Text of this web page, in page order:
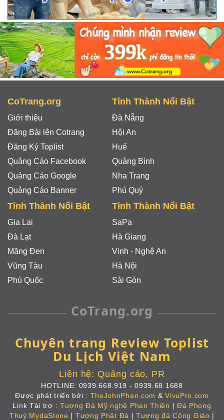
CoTrang.org
Giới thiệu
Đăng Bài lên Cotrang
Đăng Ký Toplist
Quảng Cáo Facebook
Quảng Cáo Google
Quảng Cáo Banner
Tỉnh Thành Nổi Bật
Đà Nẵng
Hội An
Huế
Quảng Bình
Nha Trang
Phú Quý
Tỉnh Thành Nổi Bật
Gia Lai
Đà Lạt
Măng Đen
Vũng Tàu
Phú Quốc
Tỉnh Thành Nổi Bật
SaPa
Hà Giang
Vinh - Nghệ An
Hà Nội
Sài Gòn
CoTrang.org
Chuyên trang Review Toplist
Du Lịch Việt Nam
Liên hệ: Quảng cáo, PR
HOTLINE: 0939.668.919 -0939.68.1688
Được phát triển bởi : TheJohnPhan.com &VivuPro.com
Link Tài trợ : Tượng Đá Mỹ nghệ Phan Thiên | Đá Phong
Thuỷ MydaStone | Tượng Phật Đá |Tượng đá Công Giáo |